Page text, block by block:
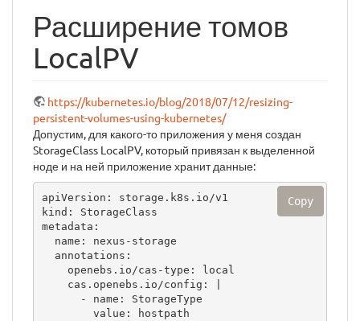
Расширение томов
LocalPV
https://kubernetes.io/blog/2018/07/12/resizing-
persistent-volumes-using-kubernetes/
Допустим, для какого-то приложения у меня создан
StorageClass LocalPV, который привязан к выделенной
ноде и на ней приложение хранит данные:
apiVersion: storage.k8s.io/v1
kind: StorageClass
metadata:
Copy